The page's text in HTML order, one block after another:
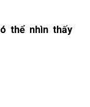
thể nhìn thấy